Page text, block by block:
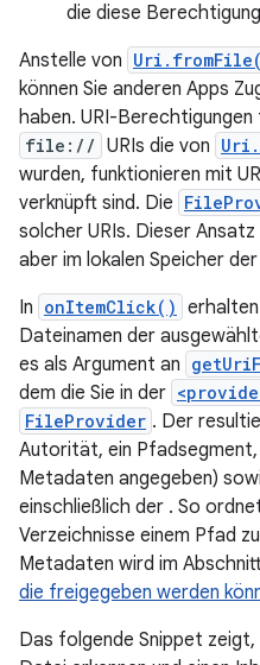
die diese
Anstelle von
können Sie anderen Apps
haben. URI-
file:// URIs die von
wurden, funktionieren mit
verknüpft sind. Die
solcher URIs. Dieser
aber im lokalen Speicher
In onItemClick() erhalten
Dateinamen der
es als Argument an
dem die Sie in der
FileProvider . Der
Autorität, ein Pfadsegment,
Metadaten angegeben)
einschließlich der . So
Verzeichnisse einem Pfad
Metadaten wird im
die freigegeben werden
Das folgende Snippet